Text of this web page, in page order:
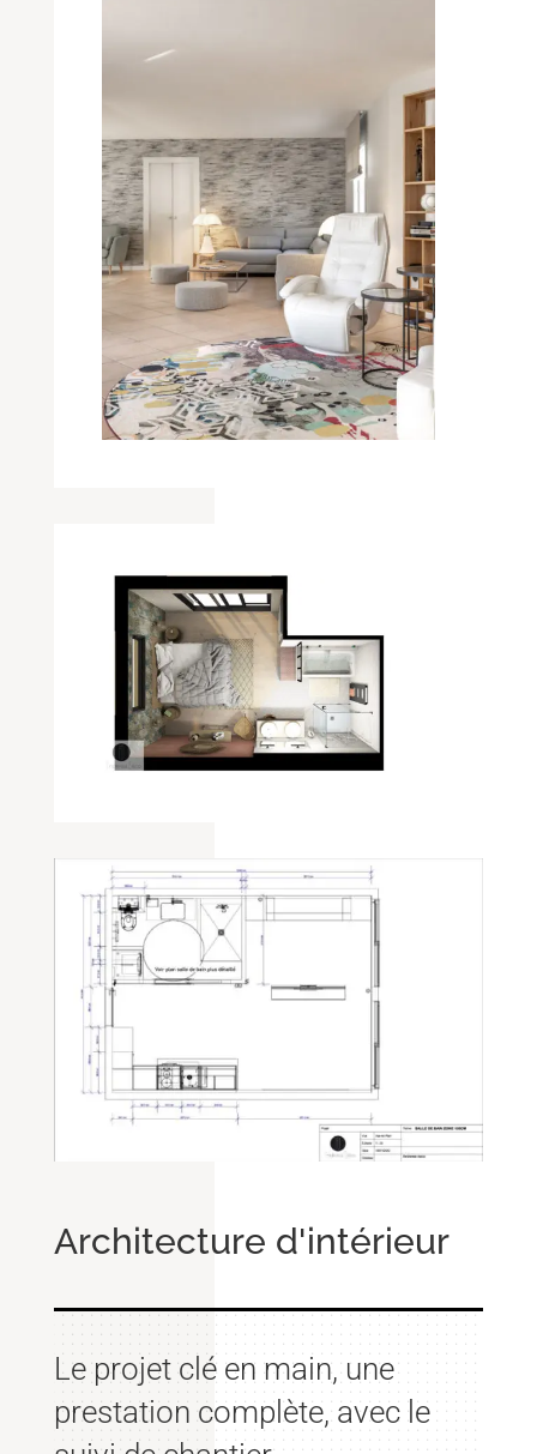
Architecture d'intérieur
Le projet clé en main, une
prestation complète, avec le